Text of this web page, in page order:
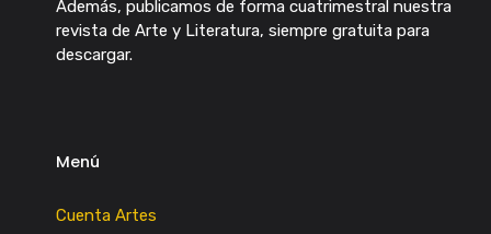
Además, publicamos de forma cuatrimestral nuestra
revista de Arte y Literatura, siempre gratuita para
descargar.
Menú
Cuenta Artes